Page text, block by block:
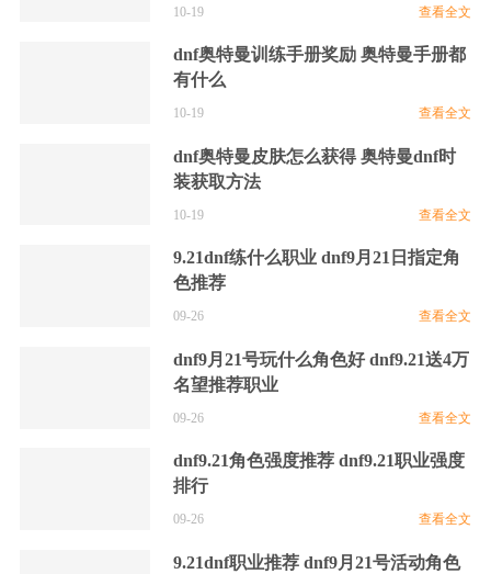
10-19 查看全文
dnf奥特曼训练手册奖励 奥特曼手册都
有什么
10-19 查看全文
dnf奥特曼皮肤怎么获得 奥特曼dnf时
装获取方法
10-19 查看全文
9.21dnf练什么职业 dnf9月21日指定角
色推荐
09-26 查看全文
dnf9月21号玩什么角色好 dnf9.21送4万
名望推荐职业
09-26 查看全文
dnf9.21角色强度推荐 dnf9.21职业强度
排行
09-26 查看全文
9.21dnf职业推荐 dnf9月21号活动角色